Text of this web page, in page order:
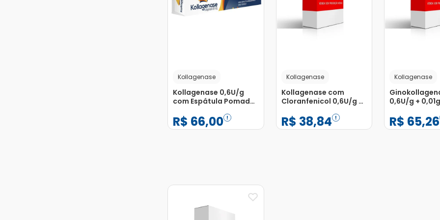
Kollagenase
Kollagenase 0,6U/g
com Espátula Pomada
Bisnaga 30g
R$ 66,00
Kollagenase
Kollagenase com
Cloranfenicol 0,6U/g +
Plástica Pomada de
Uso Dermatológico
R$ 38,84
Kollagenase
0,6U/g +
de Uso
Bisnaga 30g
R$ 65,26